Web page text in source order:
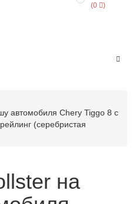
(0
)
автомобиля Chery Tiggo 8 с
(серебристая
на